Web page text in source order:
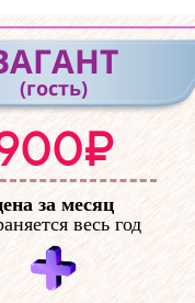
(гость)
за месяц
весь год